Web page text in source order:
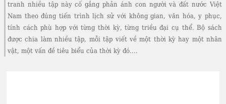
tranh nhiều tập này cố gắng phản ánh con người và đất nước Việt
Nam theo đúng tiến trình lịch sử với không gian, văn hóa, y phục,
tính cách phù hợp với từng thời kỳ, từng triều đại cụ thể. Bộ sách
được chia làm nhiều tập, mỗi tập viết về một thời kỳ hay một nhân
vật, một vấn đề tiêu biểu của thời kỳ đó....